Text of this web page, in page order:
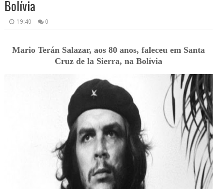
Bolívia
19:40 0
Mario Terán Salazar, aos 80 anos, faleceu em Santa
Cruz de la Sierra, na Bolívia